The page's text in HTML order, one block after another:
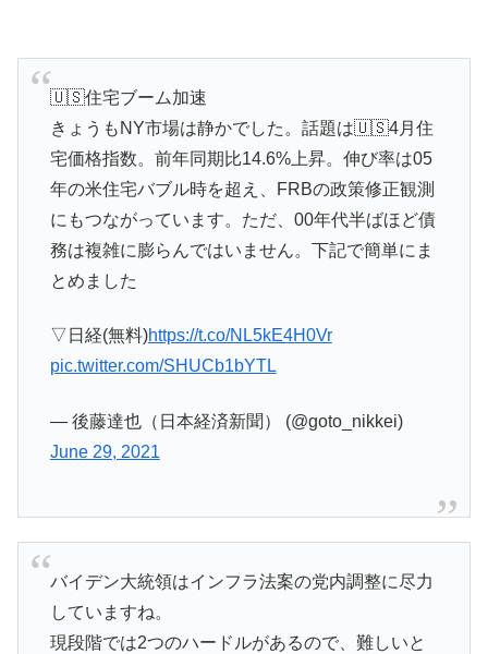
🇺🇸住宅ブーム加速
きょうもNY市場は静かでした。話題は🇺🇸4月住
宅価格指数。前年同期比14.6%上昇。伸び率は05
年の米住宅バブル時を超え、FRBの政策修正観測
にもつながっています。ただ、00年代半ばほど債
務は複雑に膨らんではいません。下記で簡単にま
とめました
▽日経(無料)https://t.co/NL5kE4H0Vr
pic.twitter.com/SHUCb1bYTL
— 後藤達也（日本経済新聞） (@goto_nikkei)
June 29, 2021
バイデン大統領はインフラ法案の党内調整に尽力
していますね。
現段階では2つのハードルがあるので、難しいと